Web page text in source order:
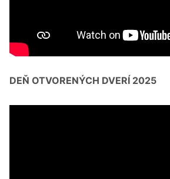
DEŇ OTVORENÝCH DVERÍ 2025